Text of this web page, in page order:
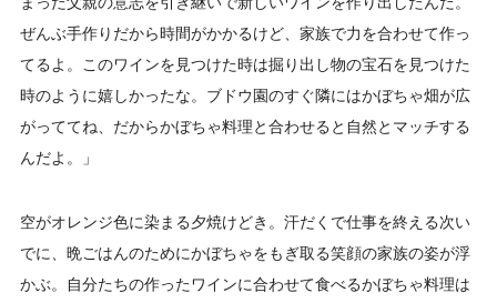
ぜんぶ手作りだから時間がかかるけど、家族で力を合わせて作っ
てるよ。このワインを見つけた時は掘り出し物の宝石を見つけた
時のように嬉しかったな。ブドウ園のすぐ隣にはかぼちゃ畑が広
がっててね、だからかぼちゃ料理と合わせると自然とマッチする
んだよ。」
空がオレンジ色に染まる夕焼けどき。汗だくで仕事を終える次い
でに、晩ごはんのためにかぼちゃをもぎ取る笑顔の家族の姿が浮
かぶ。自分たちの作ったワインに合わせて食べるかぼちゃ料理は